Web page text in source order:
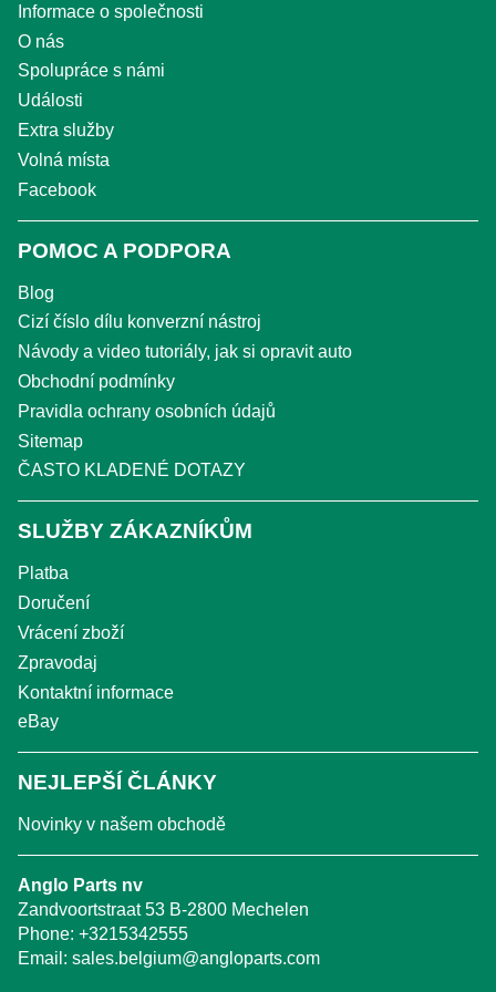
Informace o společnosti
O nás
Spolupráce s námi
Události
Extra služby
Volná místa
Facebook
POMOC A PODPORA
Blog
Cizí číslo dílu konverzní nástroj
Návody a video tutoriály, jak si opravit auto
Obchodní podmínky
Pravidla ochrany osobních údajů
Sitemap
ČASTO KLADENÉ DOTAZY
SLUŽBY ZÁKAZNÍKŮM
Platba
Doručení
Vrácení zboží
Zpravodaj
Kontaktní informace
eBay
NEJLEPŠÍ ČLÁNKY
Novinky v našem obchodě
Anglo Parts nv
Zandvoortstraat 53 B-2800 Mechelen
Phone: +3215342555
Email: sales.belgium@angloparts.com